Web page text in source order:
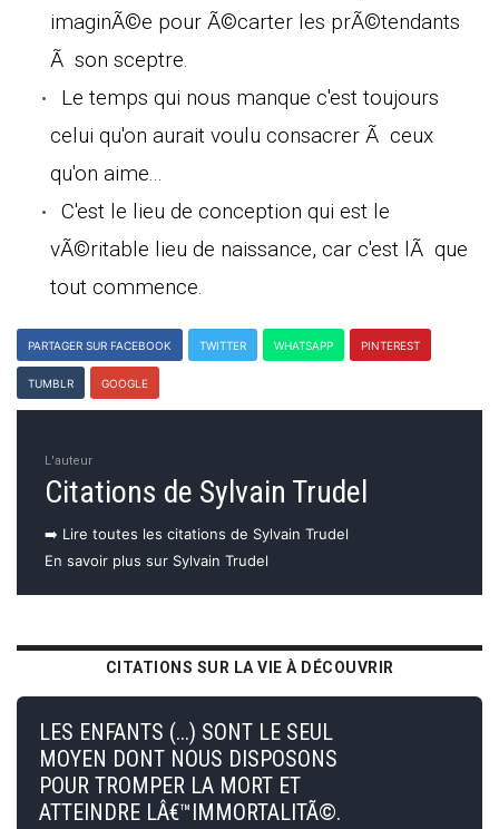
imaginÃ©e pour Ã©carter les prÃ©tendants
Ã son sceptre.
Le temps qui nous manque c'est toujours
celui qu'on aurait voulu consacrer Ã ceux
qu'on aime...
C'est le lieu de conception qui est le
vÃ©ritable lieu de naissance, car c'est lÃ que
tout commence.
PARTAGER SUR FACEBOOK TWITTER WHATSAPP PINTEREST
TUMBLR GOOGLE
L'auteur
Citations de Sylvain Trudel
➡️ Lire toutes les citations de Sylvain Trudel
En savoir plus sur Sylvain Trudel
CITATIONS SUR LA VIE À DÉCOUVRIR
LES ENFANTS (...) SONT LE SEUL
MOYEN DONT NOUS DISPOSONS
POUR TROMPER LA MORT ET
ATTEINDRE LÂ€™IMMORTALITÃ©.